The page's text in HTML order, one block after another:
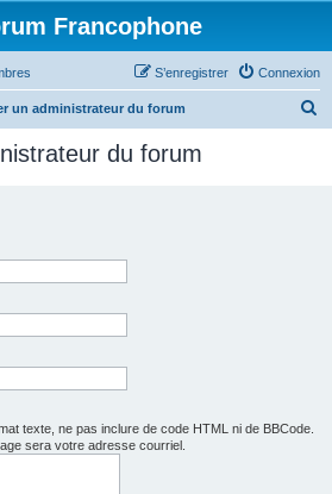
Francophone
Connexion
S’enregistrer
un administrateur du forum
du forum
texte, ne pas inclure de code HTML ni de BBCode.
sera votre adresse courriel.